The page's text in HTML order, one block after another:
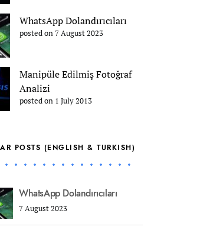
WhatsApp Dolandırıcıları
posted on 7 August 2023
Manipüle Edilmiş Fotoğraf
Analizi
posted on 1 July 2013
POSTS (ENGLISH & TURKISH)
WhatsApp Dolandırıcıları
7 August 2023